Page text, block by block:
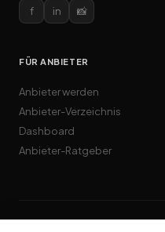
f in 📸
FÜR ANBIETER
Anbieter werden
Anbieter-Verzeichnis
Dashboard
Anbieter-Ratgeber